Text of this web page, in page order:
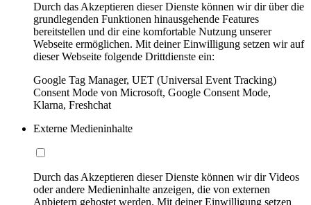
Durch das Akzeptieren dieser Dienste können wir dir über die
grundlegenden Funktionen hinausgehende Features
bereitstellen und dir eine komfortable Nutzung unserer
Webseite ermöglichen. Mit deiner Einwilligung setzen wir auf
dieser Webseite folgende Drittdienste ein:
Google Tag Manager, UET (Universal Event Tracking)
Consent Mode von Microsoft, Google Consent Mode,
Klarna, Freshchat
Externe Medieninhalte
Durch das Akzeptieren dieser Dienste können wir dir Videos
oder andere Medieninhalte anzeigen, die von externen
Anbietern gehostet werden. Mit deiner Einwilligung setzen